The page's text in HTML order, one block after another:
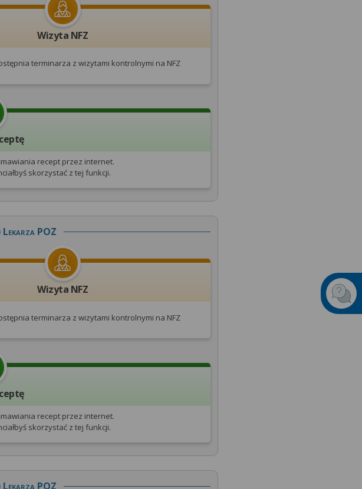
Wizyta NFZ
terminarza z wizytami kontrolnymi na NFZ
recept przez internet.
skorzystać z tej funkcji.
POZ
Wizyta NFZ
terminarza z wizytami kontrolnymi na NFZ
recept przez internet.
skorzystać z tej funkcji.
POZ